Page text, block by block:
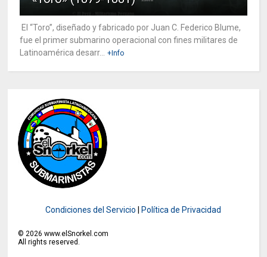
El “Toro”, diseñado y fabricado por Juan C. Federico Blume,
fue el primer submarino operacional con fines militares de
Latinoamérica desarr...
+Info
Condiciones del Servicio Política de Privacidad
©2026 www.elSnorkel.com
All rights reserved.